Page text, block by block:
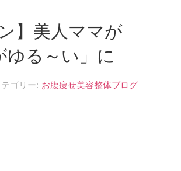
】美人ママが
ゆる～い」に
テゴリー お腹痩せ美容整体ブログ